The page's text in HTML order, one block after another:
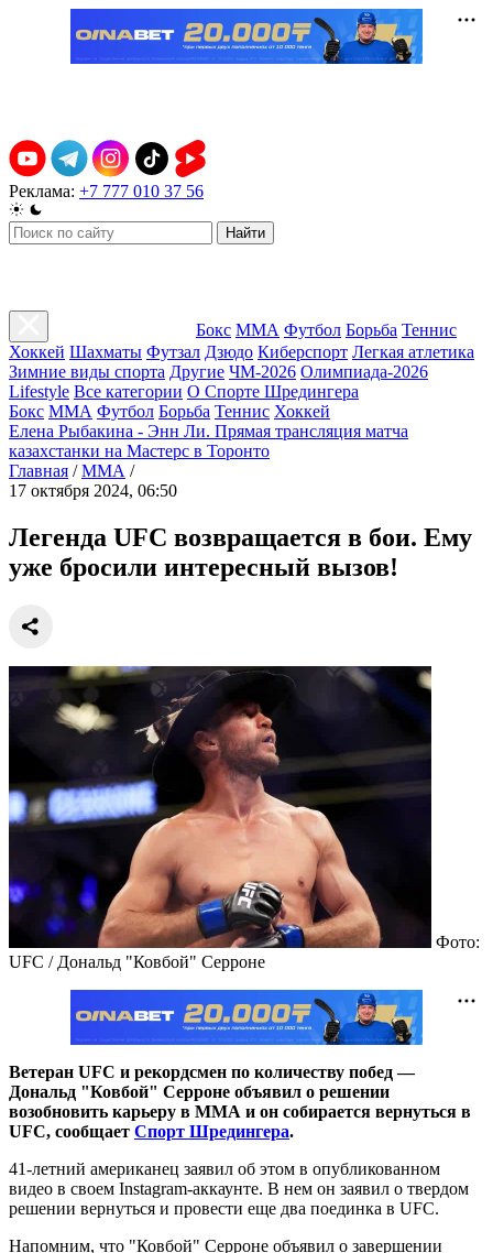
Реклама: +7 777 010 37 56
Найти
Бокс ММА Футбол Борьба Теннис
Хоккей Шахматы Футзал Дзюдо Киберспорт Легкая атлетика
Зимние виды спорта Другие ЧМ-2026 Олимпиада-2026
Lifestyle Все категории О Спорте Шредингера
Бокс ММА Футбол Борьба Теннис Хоккей
Елена Рыбакина - Энн Ли. Прямая трансляция матча
казахстанки на Мастерс в Торонто
Главная / ММА /
17 октября 2024, 06:50
Легенда UFC возвращается в бои. Ему
уже бросили интересный вызов!
Фото:
UFC / Дональд "Ковбой" Серроне
Ветеран UFC и рекордсмен по количеству побед —
Дональд "Ковбой" Серроне объявил о решении
возобновить карьеру в ММА и он собирается вернуться в
UFC, сообщает Спорт Шредингера.
41-летний американец заявил об этом в опубликованном
видео в своем Instagram-аккаунте. В нем он заявил о твердом
решении вернуться и провести еще два поединка в UFC.
Напомним, что "Ковбой" Серроне объявил о завершении